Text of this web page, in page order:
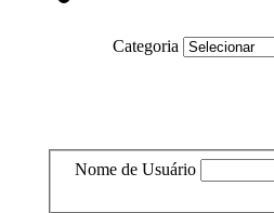
Categoria
Nome de Usuário